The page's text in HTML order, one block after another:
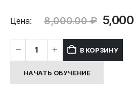
Цена: 8,000.00₽
квалификации
В КОРЗИНУ
НАЧАТЬ ОБУЧЕНИЕ